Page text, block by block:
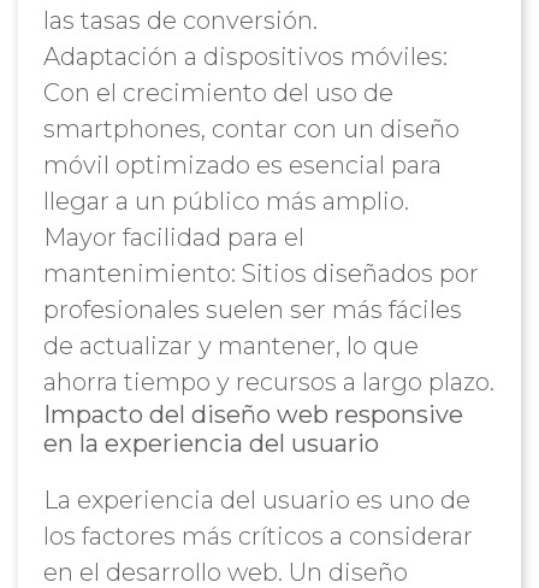
las tasas de conversión.
Adaptación a dispositivos móviles:
Con el crecimiento del uso de
smartphones, contar con un diseño
móvil optimizado es esencial para
llegar a un público más amplio.
Mayor facilidad para el
mantenimiento: Sitios diseñados por
profesionales suelen ser más fáciles
de actualizar y mantener, lo que
ahorra tiempo y recursos a largo plazo.
Impacto del diseño web responsive
en la experiencia del usuario
La experiencia del usuario es uno de
los factores más críticos a considerar
en el desarrollo web. Un diseño